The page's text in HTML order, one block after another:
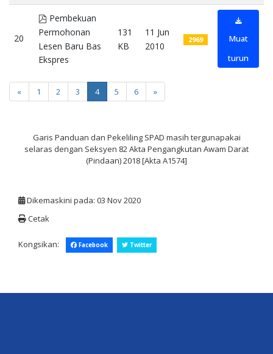
20
pdf
Pembekuan
Permohonan
Lesen Baru Bas
Ekspres
131
KB
11 Jun
2010
2969
Muat
turun
« 1 2 3 4 5 6 »
Garis Panduan dan Pekeliling SPAD masih tergunapakai
selaras dengan Seksyen 82 Akta Pengangkutan Awam Darat
(Pindaan) 2018 [Akta A1574]
Dikemaskini pada: 03 Nov 2020
Cetak
Kongsikan: Facebook Twitter